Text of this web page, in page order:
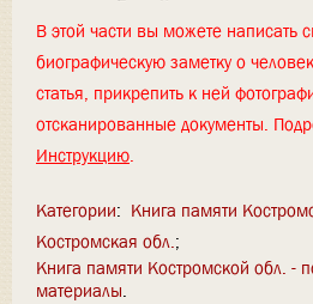
В этой части вы можете написать
биографическую заметку о
статья, прикрепить к ней
отсканированные документы.
Инструкцию.
Категории: Книга памяти
Костромская обл.
Книга памяти Костромской обл. -
материалы